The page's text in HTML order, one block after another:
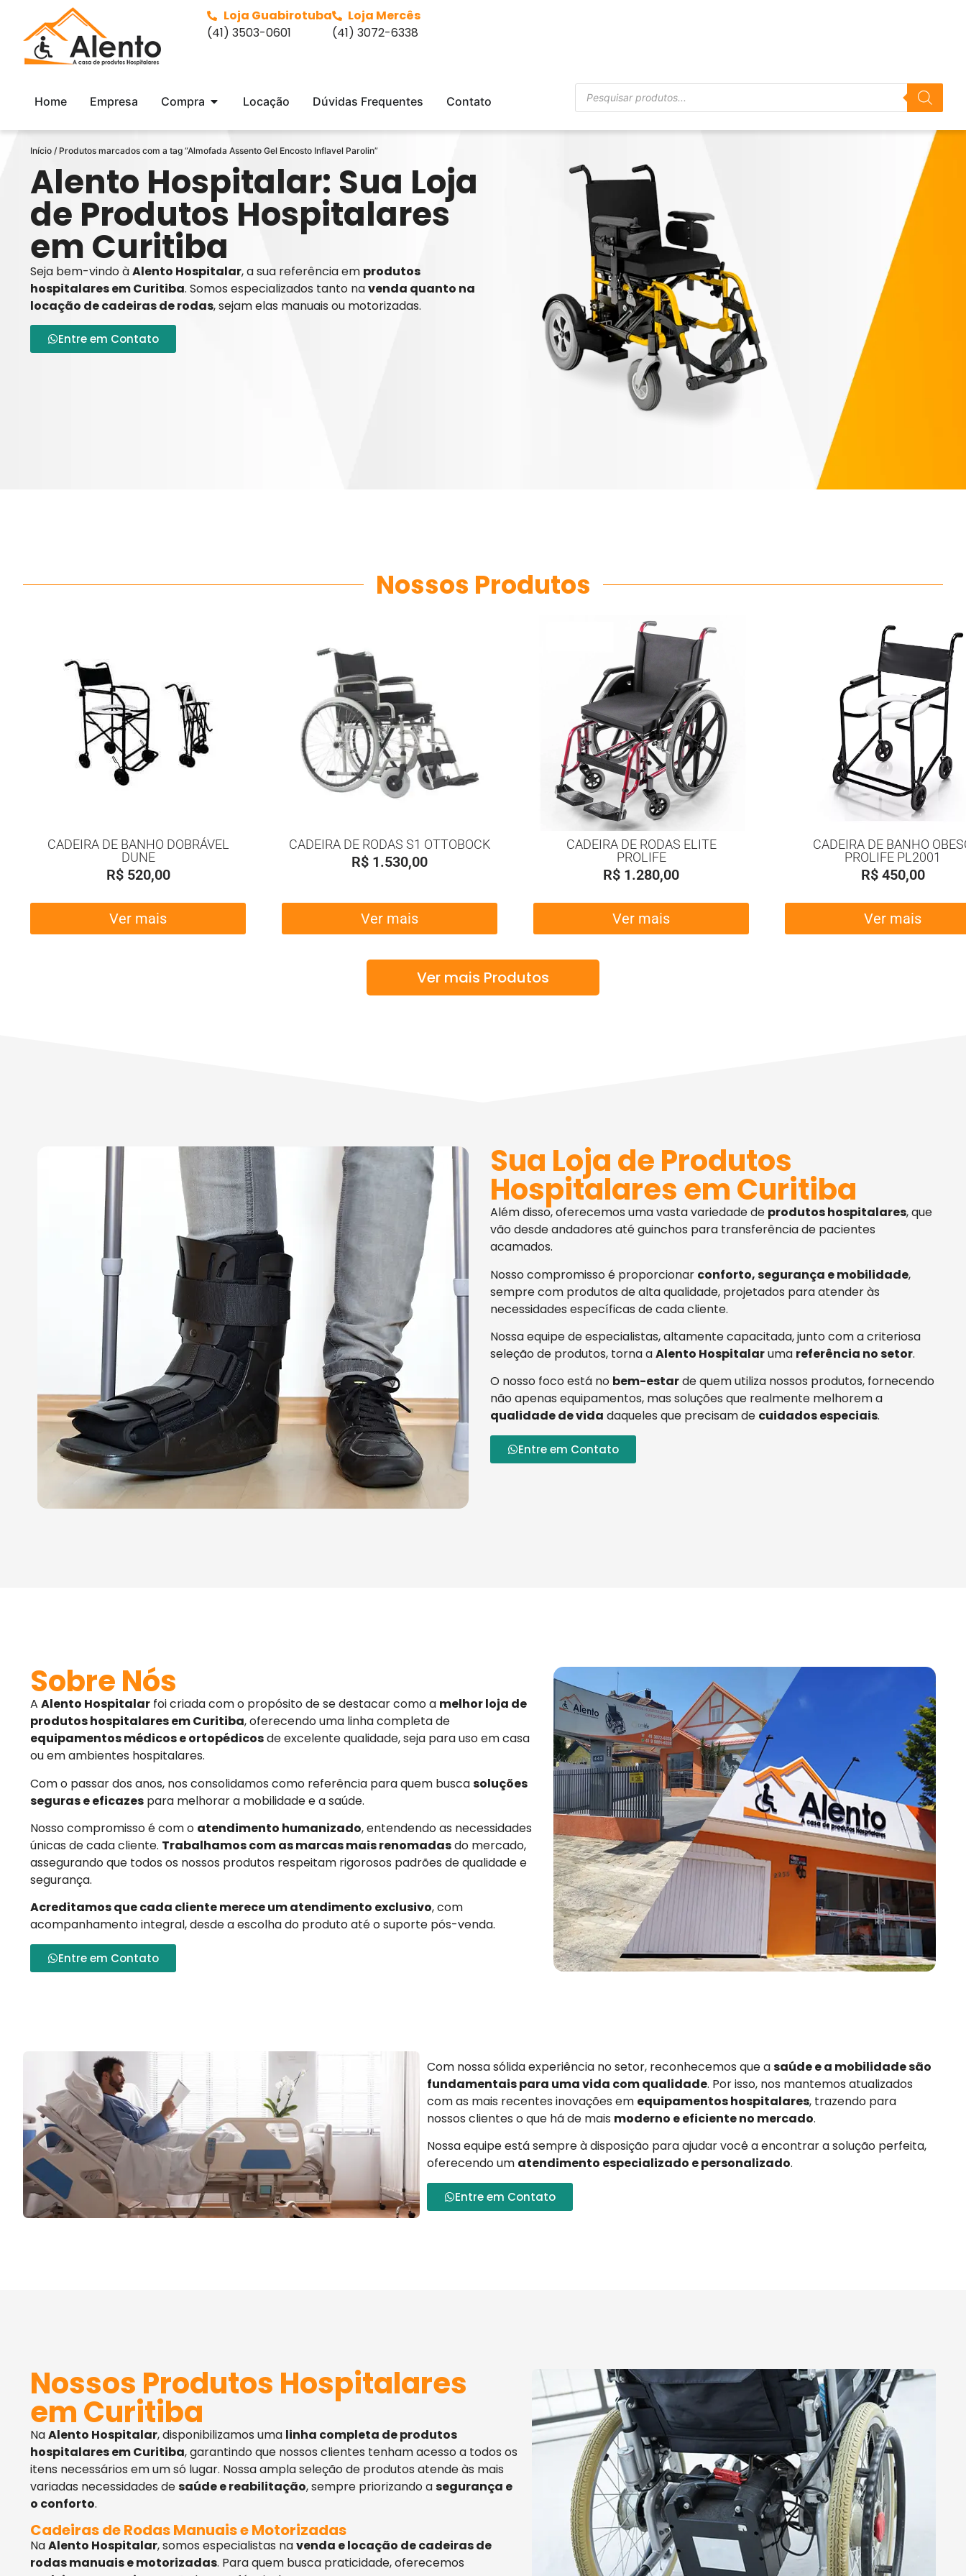
Loja Guabirotuba
(41) 3503-0601
Loja Mercês
(41) 3072-6338
Home Empresa Compra Locação Dúvidas Frequentes Contato
Início / Produtos marcados com a tag “Almofada Assento Gel Encosto Inflavel Parolin”
Alento Hospitalar: Sua Loja
de Produtos Hospitalares
em Curitiba
Seja bem-vindo àAlento Hospitalar, a sua referência em produtos
hospitalares em Curitiba. Somos especializados tanto navenda quanto na
locação de cadeiras de rodas, sejam elas manuais ou motorizadas.
Entre em Contato
Nossos Produtos
CADEIRA DE BANHO DOBRÁVEL
DUNE
R$520,00
Ver mais
CADEIRA DE RODAS S1 OTTOBOCK
R$ 1.530,00
Ver mais
CADEIRA DE RODAS ELITE
PROLIFE
R$ 1.280,00
Ver mais
CADEIRA DE BANHO
PROLIFE PL2001
R$450,00
Ver mais
Ver mais Produtos
Sua Loja de Produtos
Hospitalares em Curitiba
Além disso, oferecemos uma vasta variedade de produtos hospitalares, que
vão desde andadores até guinchos para transferência de pacientes
acamados.
Nosso compromisso é proporcionar conforto, segurança e mobilidade,
sempre com produtos de alta qualidade, projetados para atender às
necessidades específicas de cada cliente.
Nossa equipe de especialistas, altamente capacitada, junto com a criteriosa
seleção de produtos, torna aAlento Hospitalaruma referência no setor.
O nosso foco está no bem-estarde quem utiliza nossos produtos, fornecendo
não apenas equipamentos, mas soluções que realmente melhorem a
qualidade de vida daqueles que precisam de cuidados especiais.
Entre em Contato
Sobre Nós
A Alento Hospitalar foi criada com o propósito de se destacar como a melhor loja de
produtos hospitalares em Curitiba, oferecendo uma linha completa de
equipamentos médicos e ortopédicosde excelente qualidade, seja para uso em casa
ou em ambientes hospitalares.
Com o passar dos anos, nos consolidamos como referência para quem buscasoluções
seguras e eficazes para melhorar a mobilidade e a saúde.
Nosso compromisso é com o atendimento humanizado, entendendo as necessidades
únicas de cada cliente. Trabalhamos com as marcas mais renomadasdo mercado,
assegurando que todos os nossos produtos respeitam rigorosos padrões de qualidade e
segurança.
Acreditamos que cada cliente merece um atendimento exclusivo, com
acompanhamento integral, desde a escolha do produto até o suporte pós-venda.
Entre em Contato
Com nossa sólida experiência no setor, reconhecemos que asaúde e a mobilidade são
fundamentais para uma vida com qualidade. Por isso, nos mantemos atualizados
com as mais recentes inovações em equipamentos hospitalares, trazendo para
nossos clientes o que há de mais moderno e eficiente no mercado.
Nossa equipe está sempre à disposição para ajudar você a encontrar a solução perfeita,
oferecendo um atendimento especializado e personalizado.
Entre em Contato
Nossos Produtos Hospitalares
em Curitiba
NaAlento Hospitalar, disponibilizamos uma linha completa de produtos
hospitalares em Curitiba, garantindo que nossos clientes tenham acesso a todos os
itens necessários em um só lugar. Nossa ampla seleção de produtos atende às mais
variadas necessidades desaúde e reabilitação, sempre priorizando asegurança e
o conforto.
Cadeiras de Rodas Manuais e Motorizadas
NaAlento Hospitalar, somos especialistas navenda e locação de cadeiras de
rodas manuais e motorizadas. Para quem busca praticidade, oferecemos